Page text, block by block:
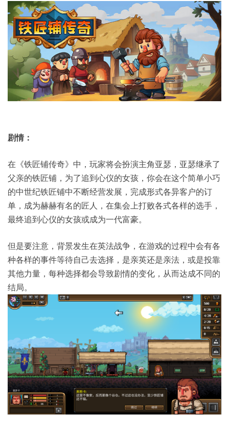
剧情：
在《铁匠铺传奇》中，玩家将会扮演主角亚瑟，亚瑟继承了
父亲的铁匠铺，为了追到心仪的女孩，你会在这个简单小巧
的中世纪铁匠铺中不断经营发展，完成形式各异客户的订
单，成为赫赫有名的匠人，在集会上打败各式各样的选手，
最终追到心仪的女孩或成为一代富豪。
但是要注意，背景发生在英法战争，在游戏的过程中会有各
种各样的事件等待自己去选择，是亲英还是亲法，或是投靠
其他力量，每种选择都会导致剧情的变化，从而达成不同的
结局。